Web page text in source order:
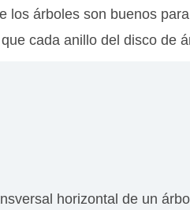
los árboles son buenos
cada anillo del disco de
horizontal de un